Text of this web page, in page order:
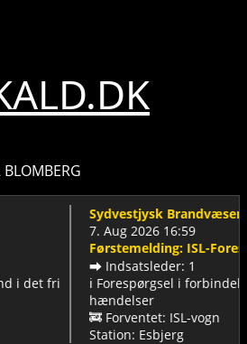
BLOMBERG
fri
Sydvestjysk Brandvæsen
7. Aug 2026 16:59
Førstemelding: ISL-
➡️ Indsatsleder: 1
ℹ️ Forespørgsel i forbindelse
hændelser
🚒 Forventet: ISL-vogn
Station: Esbjerg